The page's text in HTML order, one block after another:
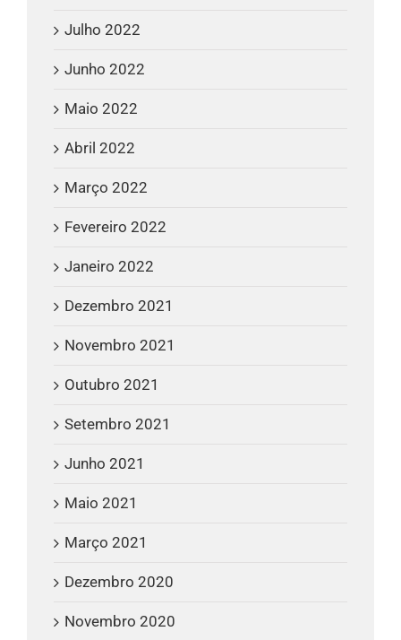
Julho 2022
Junho 2022
Maio 2022
Abril 2022
Março 2022
Fevereiro 2022
Janeiro 2022
Dezembro 2021
Novembro 2021
Outubro 2021
Setembro 2021
Junho 2021
Maio 2021
Março 2021
Dezembro 2020
Novembro 2020